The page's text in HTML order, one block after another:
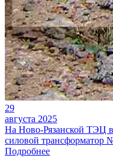
29
августа 2025
На Ново-Рязанской ТЭЦ
силовой трансформатор
Подробнее